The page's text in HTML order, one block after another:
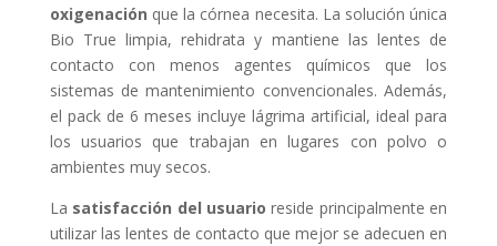
oxigenación que la córnea necesita. La solución única
Bio True limpia, rehidrata y mantiene las lentes de
contacto con menos agentes químicos que los
sistemas de mantenimiento convencionales. Además,
el pack de 6 meses incluye lágrima artificial, ideal para
los usuarios que trabajan en lugares con polvo o
ambientes muy secos.
La satisfacción del usuario reside principalmente en
utilizar las lentes de contacto que mejor se adecuen en